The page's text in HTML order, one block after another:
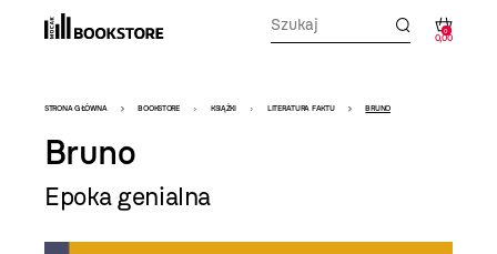
0
0,00
Bookstore
-
szablon
szczegóły
STRONA GŁÓWNA BOOKSTORE KSIĄŻKI LITERATURA FAKTU BRUNO
Bruno
Epoka genialna